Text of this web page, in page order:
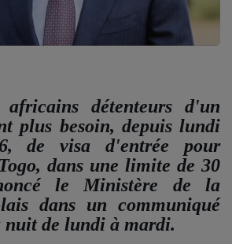
africains détenteurs d'un
plus besoin, depuis lundi
de visa d'entrée pour
dans une limite de 30
le Ministère de la
dans un communiqué
nuit de lundi à mardi.